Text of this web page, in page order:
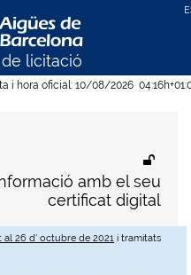
i hora oficial: 10/08/2026 04:16h
al 26 d' octubre de 2021 i tramitats
licitació
amb el seu
certificat digital